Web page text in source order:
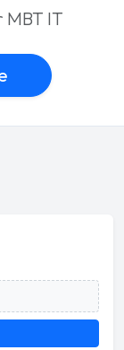
IT